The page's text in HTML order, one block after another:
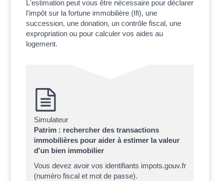
L'estimation peut vous être nécessaire pour déclarer
l'impôt sur la fortune immobilière (Ifi), une
succession, une donation, un contrôle fiscal, une
expropriation ou pour calculer vos aides au
logement.
Simulateur
Patrim : rechercher des transactions
immobilières pour aider à estimer la valeur
d'un bien immobilier
Vous devez avoir vos identifiants impots.gouv.fr
(numéro fiscal et mot de passe).